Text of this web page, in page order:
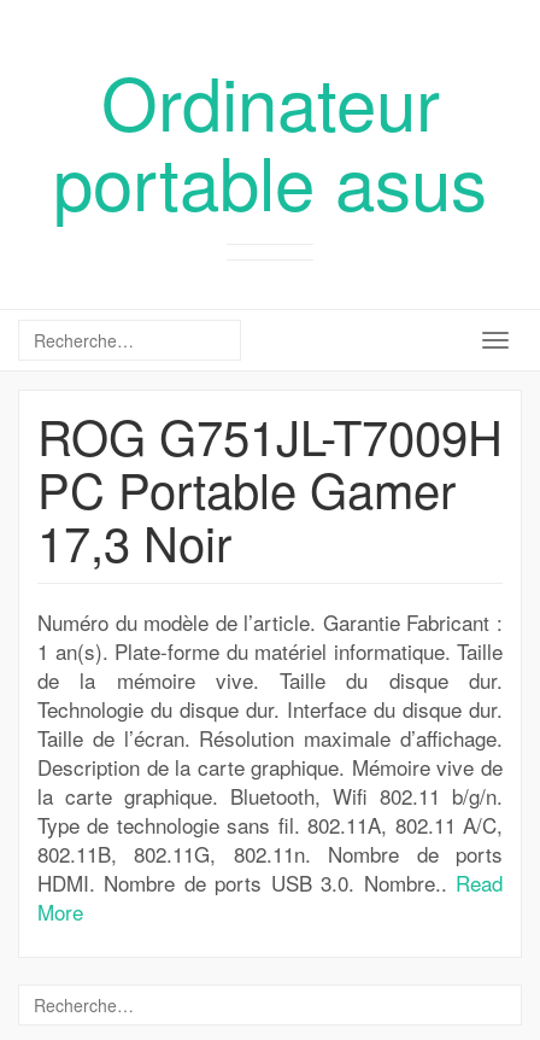
Ordinateur
portable asus
ROG G751JL-T7009H
PC Portable Gamer
17,3 Noir
Numéro du modèle de l’article. Garantie Fabricant :
1 an(s). Plate-forme du matériel informatique. Taille
de la mémoire vive. Taille du disque dur.
Technologie du disque dur. Interface du disque dur.
Taille de l’écran. Résolution maximale d’affichage.
Description de la carte graphique. Mémoire vive de
la carte graphique. Bluetooth, Wifi 802.11 b/g/n.
Type de technologie sans fil. 802.11A, 802.11 A/C,
802.11B, 802.11G, 802.11n. Nombre de ports
HDMI. Nombre de ports USB 3.0. Nombre.. Read
More